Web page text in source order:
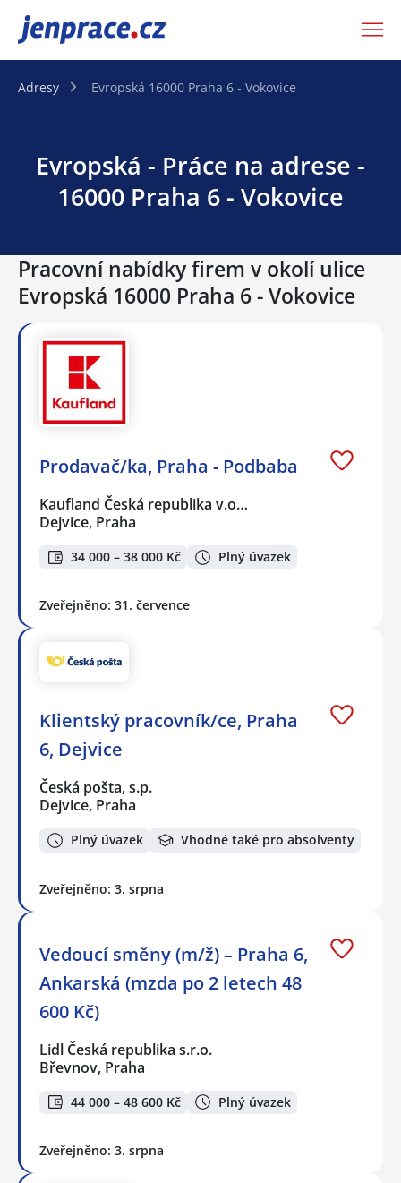
JenPráce.cz
Adresy Evropská 16000 Praha 6 - Vokovice
Evropská - Práce na adrese -
16000 Praha 6 - Vokovice
Pracovní nabídky firem v okolí ulice
Evropská 16000 Praha 6 - Vokovice
Prodavač/ka, Praha - Podbaba
Kaufland Česká republika v.o…
Dejvice, Praha
34 000 – 38 000 Kč Plný úvazek
Zveřejněno: 31. července
Klientský pracovník/ce, Praha
6, Dejvice
Česká pošta, s.p.
Dejvice, Praha
Plný úvazek Vhodné také pro absolventy
Zveřejněno: 3. srpna
Vedoucí směny (m/ž) – Praha 6,
Ankarská (mzda po 2 letech 48
600 Kč)
Lidl Česká republika s.r.o.
Břevnov, Praha
44 000 – 48 600 Kč Plný úvazek
Zveřejněno: 3. srpna